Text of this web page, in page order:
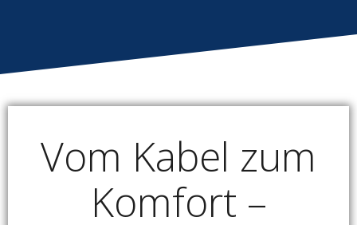
Vom Kabel zum
Komfort –